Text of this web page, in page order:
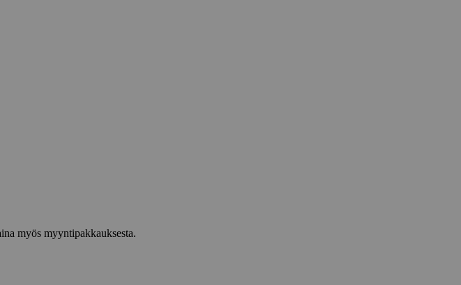
myös myyntipakkauksesta.